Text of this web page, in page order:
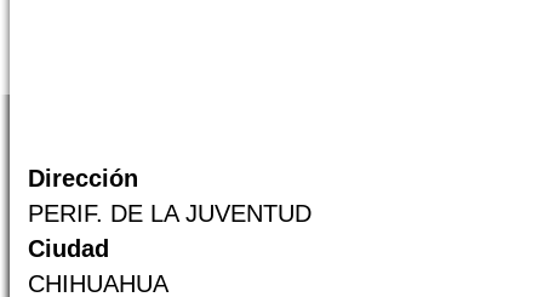
Dirección
PERIF. DE LA JUVENTUD
Ciudad
CHIHUAHUA